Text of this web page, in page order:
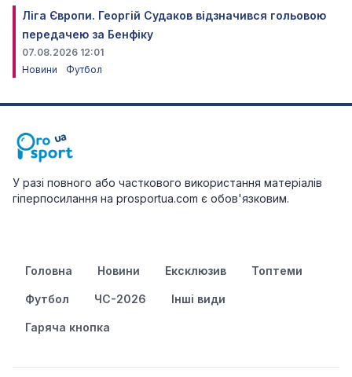
Ліга Європи. Георгій Судаков відзначився гольовою
передачею за Бенфіку
07.08.2026 12:01
Новини
Футбол
У разі повного або часткового використання матеріалів
гіперпосилання на prosportua.com є обов'язковим.
Головна Новини Ексклюзив Топтеми
Футбол ЧС-2026 Інші види
Гаряча кнопка